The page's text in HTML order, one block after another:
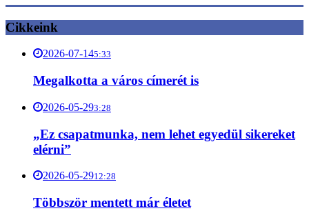
Cikkeink
2026-07-145:33
Megalkotta a város címerét is
2026-05-293:28
„Ez csapatmunka, nem lehet egyedül sikereket
elérni”
2026-05-2912:28
Többször mentett már életet